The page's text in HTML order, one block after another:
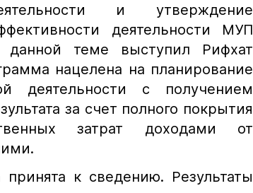
и утверждение
деятельности МУП
теме выступил Рифхат
нацелена на планирование
деятельности с получением
за счет полного покрытия
затрат доходами от
к сведению. Результаты